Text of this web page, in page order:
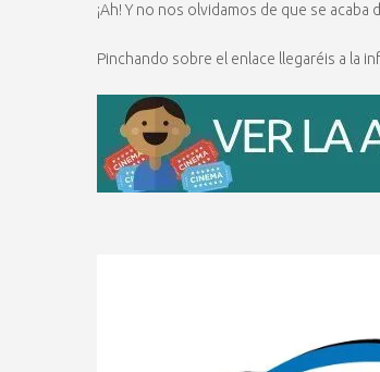
¡Ah! Y no nos olvidamos de que se acaba
Pinchando sobre el enlace llegaréis a la